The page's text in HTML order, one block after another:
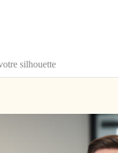
silhouette